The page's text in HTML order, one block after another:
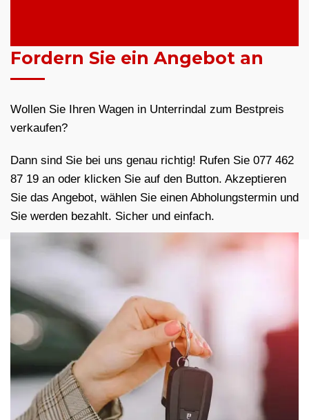
Fordern Sie ein Angebot an
Wollen Sie Ihren Wagen in Unterrindal zum Bestpreis
verkaufen?
Dann sind Sie bei uns genau richtig! Rufen Sie 077 462
87 19 an oder klicken Sie auf den Button. Akzeptieren
Sie das Angebot, wählen Sie einen Abholungstermin und
Sie werden bezahlt. Sicher und einfach.